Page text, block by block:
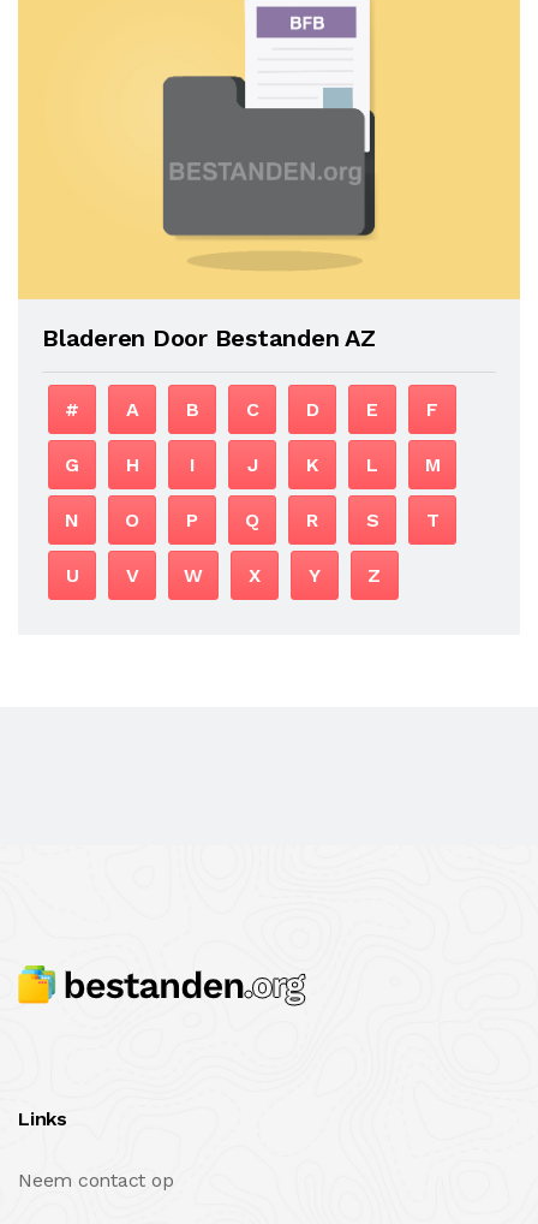
Bladeren Door Bestanden AZ
# A B C D E F
G H I J K L M
N O P Q R S T
U V W X Y Z
Links
Neem contact op